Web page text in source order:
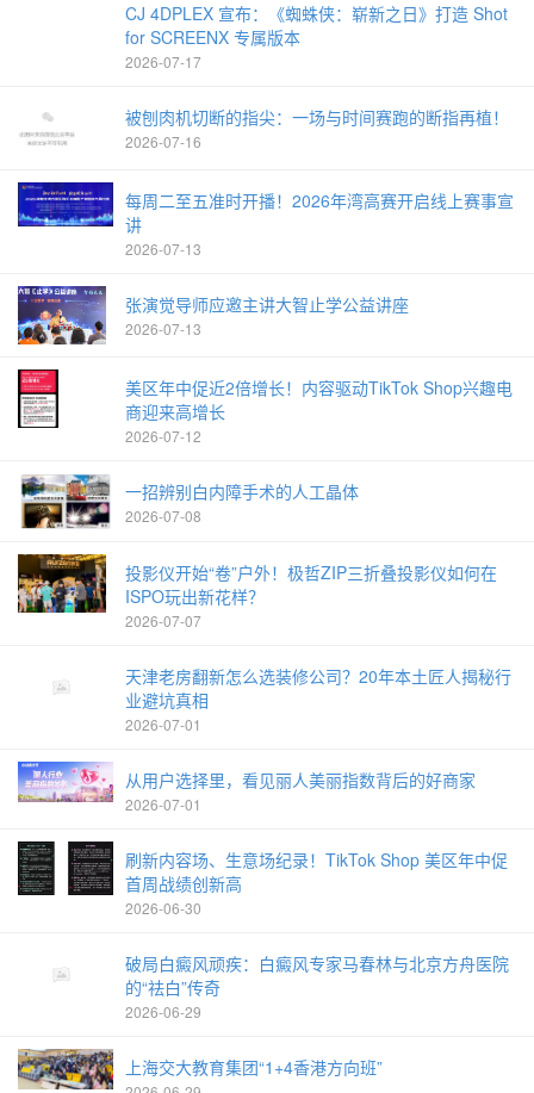
CJ 4DPLEX 宣布：《蜘蛛侠：崭新之日》打造 Shot
for SCREENX 专属版本
2026-07-17
被刨肉机切断的指尖：一场与时间赛跑的断指再植！
2026-07-16
每周二至五准时开播！2026年湾高赛开启线上赛事宣
讲
2026-07-13
张演觉导师应邀主讲大智止学公益讲座
2026-07-13
美区年中促近2倍增长！内容驱动TikTok Shop兴趣电
商迎来高增长
2026-07-12
一招辨别白内障手术的人工晶体
2026-07-08
投影仪开始“卷”户外！极哲ZIP三折叠投影仪如何在
ISPO玩出新花样？
2026-07-07
天津老房翻新怎么选装修公司？20年本土匠人揭秘行
业避坑真相
2026-07-01
从用户选择里，看见丽人美丽指数背后的好商家
2026-07-01
刷新内容场、生意场纪录！TikTok Shop 美区年中促
首周战绩创新高
2026-06-30
破局白癜风顽疾：白癜风专家马春林与北京方舟医院
的“祛白”传奇
2026-06-29
上海交大教育集团“1+4香港方向班”